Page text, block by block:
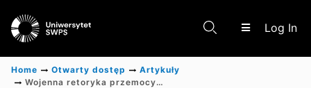
Log In
Home Otwarty dostęp
Artykuły
Wojenna retoryka przemocy w konflikcie rosyjsko-ukraińskim